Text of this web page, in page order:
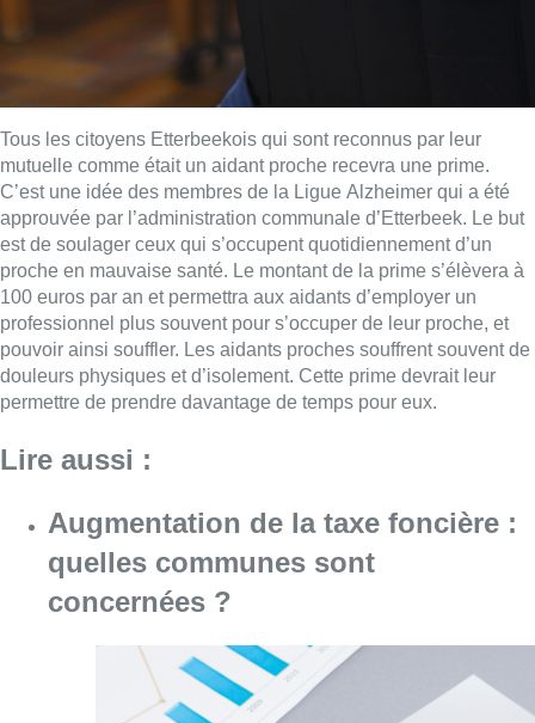
Tous les citoyens Etterbeekois qui sont reconnus par leur
mutuelle comme était un aidant proche recevra une prime.
C’est une idée des membres de la Ligue Alzheimer qui a été
approuvée par l’administration communale d’Etterbeek. Le but
est de soulager ceux qui s’occupent quotidiennement d’un
proche en mauvaise santé. Le montant de la prime s’élèvera à
100 euros par an et permettra aux aidants d’employer un
professionnel plus souvent pour s’occuper de leur proche, et
pouvoir ainsi souffler. Les aidants proches souffrent souvent de
douleurs physiques et d’isolement. Cette prime devrait leur
permettre de prendre davantage de temps pour eux.
Lire aussi :
Augmentation de la taxe foncière :
quelles communes sont
concernées ?